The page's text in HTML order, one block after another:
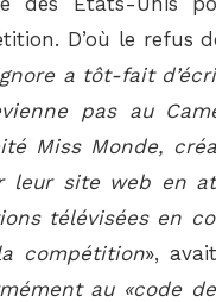
D’où le refus
a tôt-fait
pas au
Miss Monde,
site web en
télévisées en
compétition»,
au «code